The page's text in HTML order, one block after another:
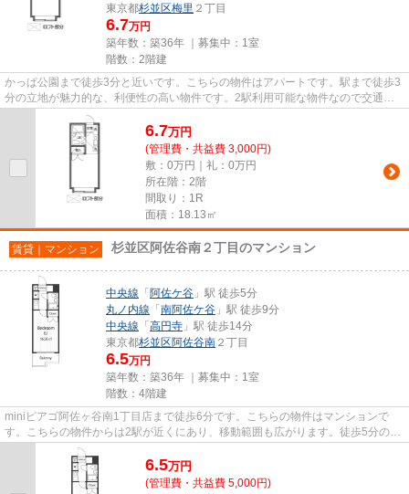
東京都杉並区梅里 ２丁目
6.7万円
築年数：築36年 ｜募集中： 1室
階数：2階建
かっぱ公園まで徒歩3分と近いです。こちらの物件はアパートです。駅まで徒歩3
分の立地が魅力的な、利便性の高い物件です。2駅利用可能な物件なので交通の
利便性が良いのが魅力です。丁...
6.7万円
(管理費・共益費 3,000円)
敷：0万円｜礼：0万円
所在階：2階
間取り：1R
面積：18.13㎡
賃貸｜マンション 杉並区阿佐谷南２丁目のマンション
中央線 「 阿佐ケ谷 」駅 徒歩5分
丸ノ内線 「 南阿佐ケ谷 」駅 徒歩9分
中央線 「 高円寺 」駅 徒歩14分
東京都杉並区阿佐谷南 ２丁目
6.5万円
築年数：築36年 ｜募集中： 1室
階数：4階建
miniピアゴ阿佐ヶ谷南1丁目店まで徒歩6分です。こちらの物件はマンションで
す。こちらの物件からは2駅が近くにあり、移動範囲も広がります。徒歩5分の位
置に駅がある物件です。物件に...
6.5万円
(管理費・共益費 5,000円)